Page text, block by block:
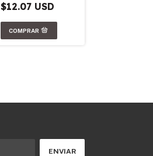
$12.07 USD